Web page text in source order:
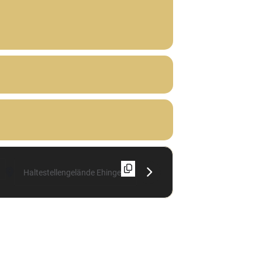
Destination Address - statt Vernissage: Beginn "Haut" (Lukas